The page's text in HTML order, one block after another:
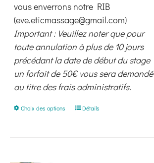
vous enverrons notre RIB
(eve.eticmassage@gmail.com)
Important : Veuillez noter que pour
toute annulation à plus de 10 jours
précédant la date de début du stage
un forfait de 50€ vous sera demandé
au titre des frais administratifs.
Choix des options
CeDétails